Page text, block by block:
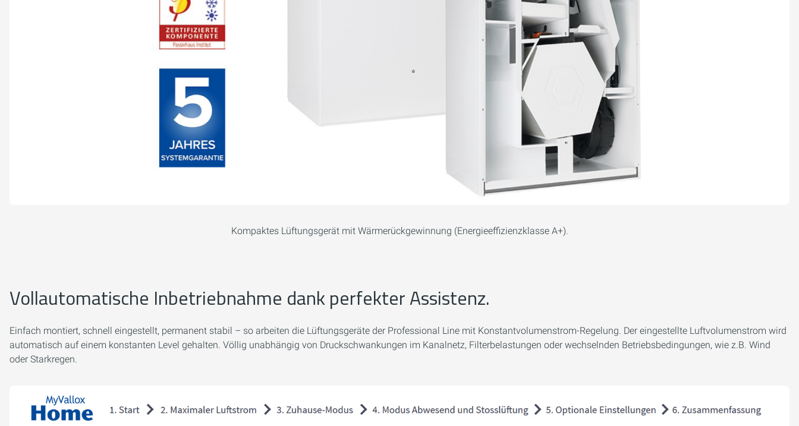
Kompaktes Lüftungsgerät mit Wärmerückgewinnung (Energieeffizienzklasse A+).
Vollautomatische Inbetriebnahme dank perfekter Assistenz.
Einfach montiert, schnell eingestellt, permanent stabil – so arbeiten die Lüftungsgeräte der Professional Line mit Konstantvolumenstrom-Regelung. Der eingestellte Luftvolumenstrom wird
automatisch auf einem konstanten Level gehalten. Völlig unabhängig von Druckschwankungen im Kanalnetz, Filterbelastungen oder wechselnden Betriebsbedingungen, wie z.B. Wind
oder Starkregen.